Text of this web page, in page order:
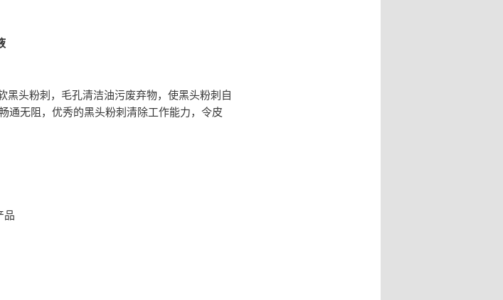
黑头粉刺，毛孔清洁油污废弃物，使黑头粉刺自
通无阻，优秀的黑头粉刺清除工作能力，令皮
品